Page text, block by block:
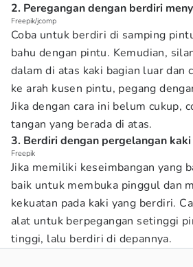
2. Peregangan dengan berdiri
Freepik/jcomp
Coba untuk berdiri di samping
bahu dengan pintu. Kemudian,
dalam di atas kaki bagian luar dan
ke arah kusen pintu, pegang
Jika dengan cara ini belum cukup,
tangan yang berada di atas.
3. Berdiri dengan pergelangan
Freepik
Jika memiliki keseimbangan yang
baik untuk membuka pinggul dan
kekuatan pada kaki yang berdiri.
alat untuk berpegangan setinggi
tinggi, lalu berdiri di depannya.